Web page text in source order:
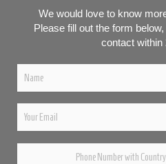
We would love to know
Please fill out the form
contact within